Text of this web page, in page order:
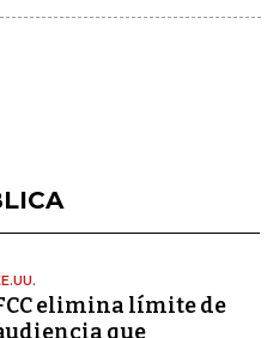
elimina límite de
que